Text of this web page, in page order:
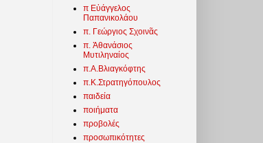
π Εὐάγγελος
Παπανικολάου
π. Γεώργιος Σχοινᾶς
π. Ἀθανάσιος
Μυτιληναίος
π.Α.Βλιαγκόφτης
π.Κ.Στρατηγόπουλος
παιδεία
ποιήματα
προβολές
προσωπικότητες